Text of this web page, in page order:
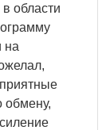
области
на
обмену,